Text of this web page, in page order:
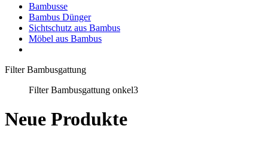
Bambusse
Bambus Dünger
Sichtschutz aus Bambus
Möbel aus Bambus
Filter Bambusgattung
Filter Bambusgattung onkel3
Neue Produkte